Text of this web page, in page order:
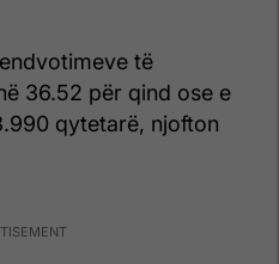
të
36.52 për qind ose e
qytetarë, njofton